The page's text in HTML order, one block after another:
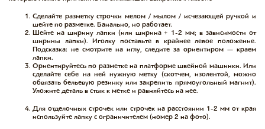
Сделайте разметку строчки мелом / мылом / исчезающей ручкой и
шейте по разметке. Банально, но работает.
Шейте на ширину лапки (или ширина + 1-2 мм; в зависимости от
ширины лапки). Иголку поставьте в крайнее левое положение.
Подсказка: не смотрите на иглу, следите за ориентиром — краем
лапки.
Ориентируйтесь по разметке на платформе швейной машинки. Или
сделайте себе на ней нужную метку (скотчем, изолентой, можно
обвязать бельевую резинку или закрепить прямоугольный магнит).
Уложите деталь в стык к метке и равняйтесь на нее.⠀
Для отделочных строчек или строчек на расстоянии 1-2 мм от края
используйте лапку с ограничителем (номер 2 на фото).⠀